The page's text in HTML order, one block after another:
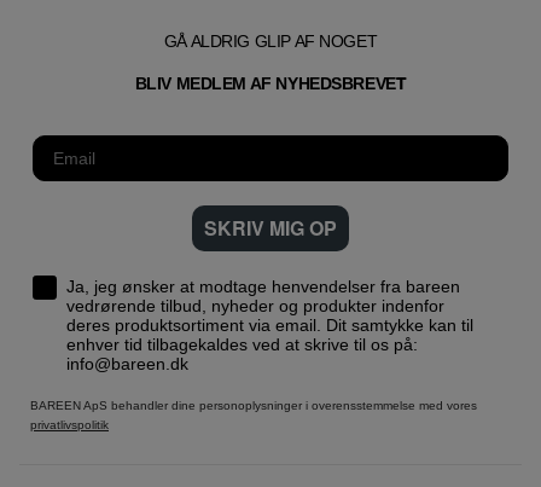
GÅ ALDRIG GLIP AF NOGET
BLIV MEDLEM AF NYHEDSBREVET
SKRIV MIG OP
Ja, jeg ønsker at modtage henvendelser fra bareen
vedrørende tilbud, nyheder og produkter indenfor
deres produktsortiment via email. Dit samtykke kan til
enhver tid tilbagekaldes ved at skrive til os på:
info@bareen.dk
BAREEN ApS behandler dine personoplysninger i overensstemmelse med vores
privatlivspolitik